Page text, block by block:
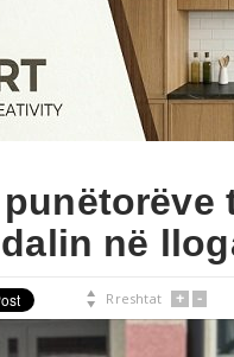
në
 Rreshtat + -